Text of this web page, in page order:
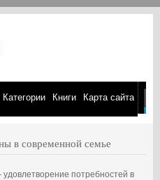
Категории Книги Карта сайта
в современной семье
потребностей в